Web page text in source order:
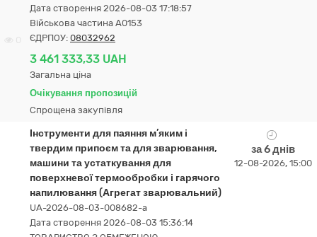
Дата створення 2026-08-03 17:18:57
Військова частина А0153
ЄДРПОУ: 08032962
3 461 333,33 UAH
Загальна ціна
Очікування пропозицій
Спрощена закупівля
Інструменти для паяння м’яким і
твердим припоєм та для зварювання,
машини та устаткування для
поверхневої термообробки і гарячого
напилювання (Агрегат зварювальний)
UA-2026-08-03-008682-a
Дата створення 2026-08-03 15:36:14
за 6 днів
12-08-2026, 15:00